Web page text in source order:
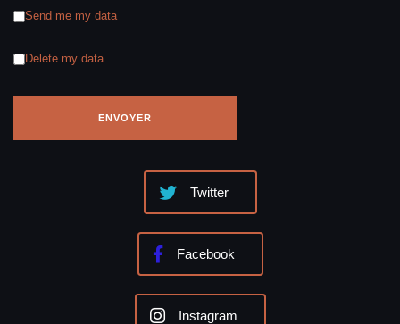
Send me my data
Delete my data
Twitter
Facebook
Instagram